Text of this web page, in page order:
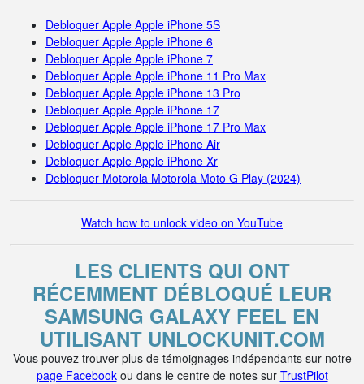
Debloquer Apple Apple iPhone 5S
Debloquer Apple Apple iPhone 6
Debloquer Apple Apple iPhone 7
Debloquer Apple Apple iPhone 11 Pro Max
Debloquer Apple Apple iPhone 13 Pro
Debloquer Apple Apple iPhone 17
Debloquer Apple Apple iPhone 17 Pro Max
Debloquer Apple Apple iPhone Air
Debloquer Apple Apple iPhone Xr
Debloquer Motorola Motorola Moto G Play (2024)
Watch how to unlock video on YouTube
LES CLIENTS QUI ONT
RÉCEMMENT DÉBLOQUÉ LEUR
SAMSUNG GALAXY FEEL EN
UTILISANT UNLOCKUNIT.COM
Vous pouvez trouver plus de témoignages indépendants sur notre
page Facebookou dans le centre de notes sur TrustPilot